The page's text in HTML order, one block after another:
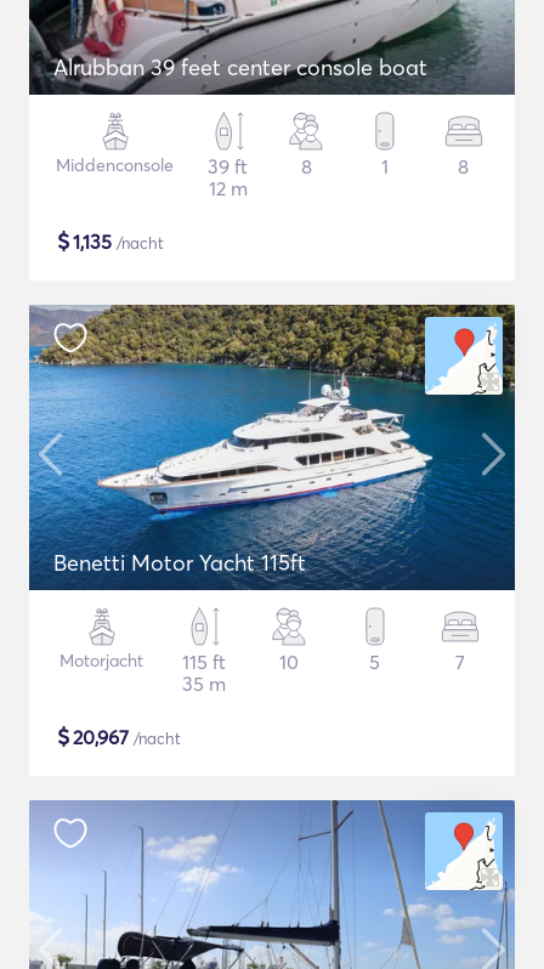
Alrubban 39 feet center console boat
Middenconsole
39 ft
12 m
8 1 8
$1,135 /nacht
Benetti Motor Yacht 115ft
Motorjacht
115 ft
35 m
10 5 7
$20,967 /nacht